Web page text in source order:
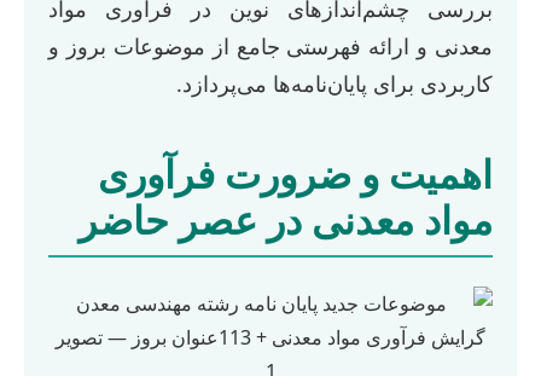
بررسی چشم‌اندازهای نوین در فرآوری مواد
معدنی و ارائه فهرستی جامع از موضوعات بروز و
کاربردی برای پایان‌نامه‌ها می‌پردازد.
اهمیت و ضرورت فرآوری
مواد معدنی در عصر حاضر